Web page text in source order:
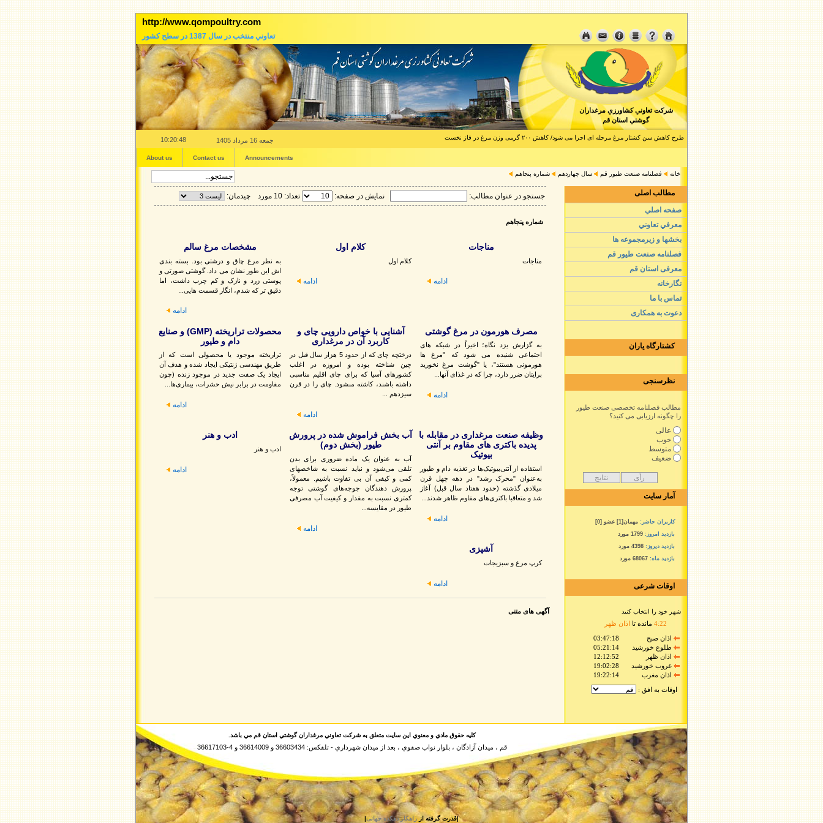
http://www.qompoultry.com
تعاوني منتخب در سال 1387 در سطح کشور
شرکت تعاوني کشاورزي مرغداران
گوشتي استان قم
بازار گوشت مرغ متعادل است/ذخیره 1 هزارتن مرغ منجمد قطعه بندی برای نخستین بار
طرح کاهش سن کشتار مرغ مرحله ای اجرا می شود/ کاهش ۲۰۰ گرمی وزن مرغ در فاز نخست جمعه 16 مرداد 1405 10:20:48
About us Contact us Announcements
خانه فصلنامه صنعت طيور قم سال چهاردهم شماره پنجاهم
مطالب اصلی
صفحه اصلي
معرفي تعاوني
بخشها و زيرمجموعه ها
فصلنامه صنعت طيور قم
معرفی استان قم
نگارخانه
تماس با ما
دعوت به همکاری
کشتارگاه یاران
نظرسنجی
مطالب فصلنامه تخصصی صنعت طیور
را چگونه ارزیابی می کنید؟
عالی
خوب
متوسط
ضعیف
آمار سایت
کاربران حاضر: مهمان[1] عضو [0]
بازدید امروز: 1799 مورد
بازدید دیروز: 4398 مورد
بازدید ماه: 68067 مورد
اوقات شرعی
شهر خود را انتخاب کنید
4:22 مانده تا اذان ظهر
03:47:18
اذان صبح
05:21:14
طلوع خورشید
12:12:52
اذان ظهر
19:02:28
غروب خورشید
19:22:14
اذان مغرب
اوقات به افق :
جستجو در عنوان مطالب: نمایش در صفحه: تعداد: 10 مورد چیدمان:
شماره پنجاهم
مناجات
مناجات
ادامه
کلام اول
کلام اول
ادامه
مشخصات مرغ سالم
به نظر مرغ چاق و درشتی بود. بسته بندی
اش این طور نشان می داد. گوشتی صورتی و
پوستی زرد و نازک و کم چرب داشت، اما
دقیق تر که شدم، انگار قسمت هایی...
ادامه
مصرف هورمون در مرغ گوشتی
به گزارش یزد نگاه؛ اخیراً در شبکه های
اجتماعی شنیده می شود که "مرغ ها
هورمونی هستند"، یا "گوشت مرغ نخورید
برایتان ضرر دارد، چرا که در غذای آنها...
ادامه
آشنایی با خواص دارویی چای و
کاربرد آن در مرغداری
درختچه چاى كه از حدود 5 هزار سال قبل در
چين شناخته بوده و امروزه در اغلب
كشورهاى آسيا كه براى چاى اقليم مناسبى
داشته باشند، كاشته مى‏شود. چاى را در قرن
سيزدهم ...
ادامه
محصولات تراریخته (GMP) و صنایع
دام و طیور
تراریخته موجود یا محصولی است که از
طریق مهندسی ژنتیکی ایجاد شده و هدف آن
ایجاد یک صفت جدید در موجود زنده (چون
مقاومت در برابر نیش حشرات، بیماری‌ها...
ادامه
وظیفه صنعت مرغداری در مقابله با
پدیده باکتری های مقاوم بر آنتی
بیوتیک
استفاده از آنتی‌بیوتیک‌ها در تغذیه دام و طیور
به‌عنوان "محرک رشد" در دهه چهل قرن
میلادی گذشته (حدود هفتاد سال قبل) آغاز
شد و متعاقبا باکتری‌های مقاوم ظاهر شدند...
ادامه
آب بخش فراموش شده در پرورش
طیور (بخش دوم)
آب به عنوان یک ماده ضروری برای بدن
تلقی می‌شود و نباید نسبت به شاخصهای
کمی و کیفی آن بی تفاوت باشیم. معمولاً،
پرورش دهندگان جوجه‌های گوشتی توجه
کمتری نسبت به مقدار و کیفیت آب مصرفی
طیور در مقایسه...
ادامه
ادب و هنر
ادب و هنر
ادامه
آشپزی
كرپ مرغ و سبزيجات
ادامه
آگهی های متنی
کليه حقوق مادي و معنوي اين سايت متعلق به شرکت تعاوني مرغداران گوشتي استان قم مي باشد.
قم ، ميدان آزادگان ، بلوار نواب صفوي ، بعد از ميدان شهرداري - تلفكس: 36603434 و 36614009 و 4-36617103
|قدرت گرفته ازراهکار دهکده جهانی|